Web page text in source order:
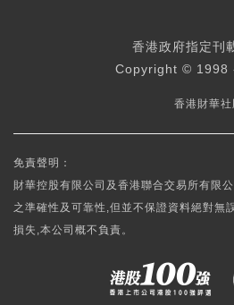
香港政府指定刊
Copyright © 1998
香港財華社
免責聲明：
財華控股有限公司及香港聯合交易所有限
之準確性及可靠性,但並不保證資料絕對無
損失,本公司概不負責。